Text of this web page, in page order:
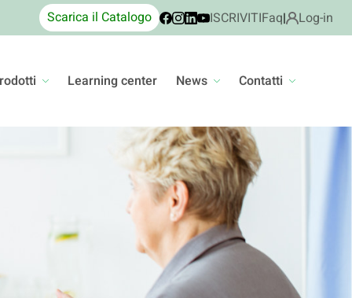
Scarica il Catalogo ISCRIVITIFaq| Log-in
Learning center News Contatti